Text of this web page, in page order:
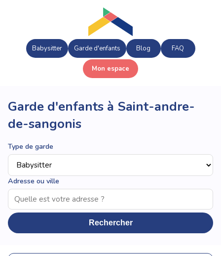
Babysitter Garde d'enfants Blog FAQ
Mon espace
Garde d'enfants à Saint-andre-
de-sangonis
Type de garde
Adresse ou ville
Rechercher